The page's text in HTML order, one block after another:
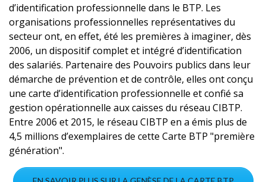
d’identification professionnelle dans le BTP. Les
organisations professionnelles représentatives du
secteur ont, en effet, été les premières à imaginer, dès
2006, un dispositif complet et intégré d’identification
des salariés. Partenaire des Pouvoirs publics dans leur
démarche de prévention et de contrôle, elles ont conçu
une carte d’identification professionnelle et confié sa
gestion opérationnelle aux caisses du réseau CIBTP.
Entre 2006 et 2015, le réseau CIBTP en a émis plus de
4,5 millions d’exemplaires de cette Carte BTP "première
génération".